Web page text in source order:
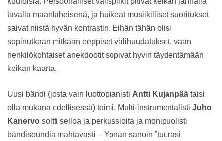
tavalla maanläheisenä, ja huikeat musiikilliset suoritukset
saivat niistä hyvän kontrastin. Eihän tähän olisi
sopinutkaan mitkään eeppiset välihuudatukset, vaan
henkilökohtaiset anekdootit sopivat hyvin täydentämään
keikan kaarta.
Uusi bändi (josta vain luottopianisti Antti Kujanpää taisi
olla mukana edellisessä) toimi. Multi-instrumentalisti Juho
Kanervo soitti selloa ja perkussioita ja monipuolisti
bändisoundia mahtavasti – Yonan sanoin ”tuurasi